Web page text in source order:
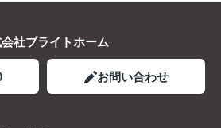
社ブライトホーム
お問い合わせ